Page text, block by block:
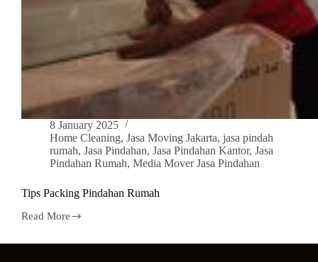
8 January 2025
Home Cleaning, Jasa Moving Jakarta, jasa pindah
rumah, Jasa Pindahan, Jasa Pindahan Kantor, Jasa
Pindahan Rumah, Media Mover Jasa Pindahan
Tips Packing Pindahan Rumah
Read More